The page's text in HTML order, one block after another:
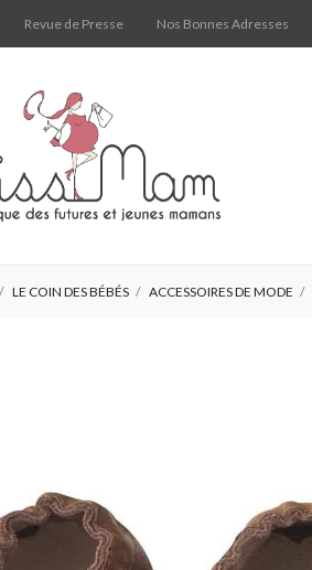
Revue de Presse Nos Bonnes Adresses
LE COIN DES BÉBÉS ACCESSOIRES DE MODE